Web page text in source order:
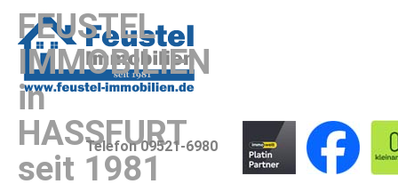
FEUSTEL
IMMOBILIEN
in
HASSFURT
seit 1981
Telefon 09521-6980